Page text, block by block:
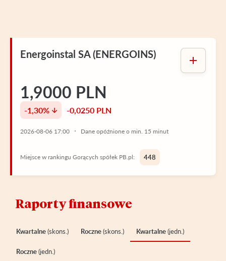
Energoinstal SA (ENERGOINS)
1,9000 PLN
-1,30% -0,0250 PLN
2026-08-06 17:00 Dane opóźnione o min. 15 minut
Miejsce w rankingu Gorących spółek PB.pl: 448
Raporty finansowe
Kwartalne(skons.) Roczne(skons.) Kwartalne(jedn.)
Roczne(jedn.)